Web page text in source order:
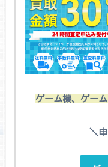
ゲーム機、ゲー
＼